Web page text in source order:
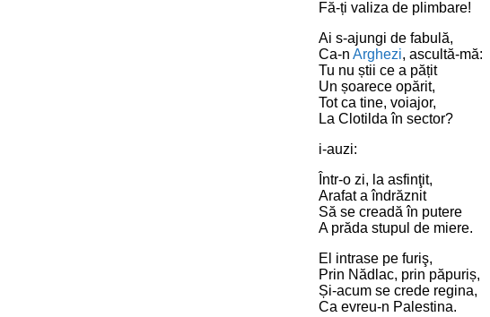
Fă-ți valiza de plimbare!
Ai s-ajungi de fabulă,
Ca-n Arghezi, ascultă-mă:
Tu nu știi ce a pățit
Un șoarece opărit,
Tot ca tine, voiajor,
La Clotilda în sector?
i-auzi:
Într-o zi, la asfinţit,
Arafat a îndrăznit
Să se creadă în putere
A prăda stupul de miere.
El intrase pe furiş,
Prin Nădlac, prin păpuriș,
Și-acum se crede regina,
Ca evreu-n Palestina.